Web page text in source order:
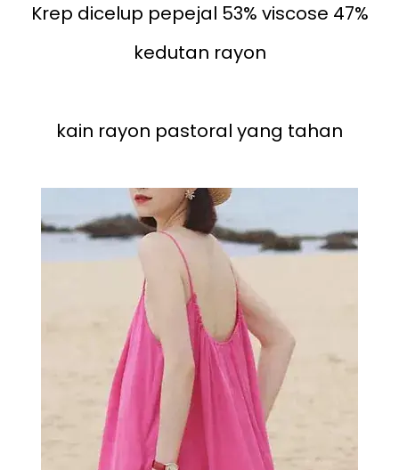
Krep dicelup pepejal 53% viscose 47%
kedutan rayon
kain rayon pastoral yang tahan